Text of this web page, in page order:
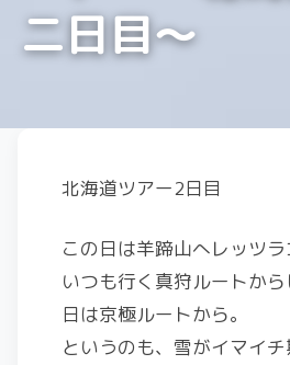
二日目〜
北海道ツアー2日目
この日は羊蹄山へレッツラ
いつも行く真狩ルートか
日は京極ルートから。
というのも、雪がイマイ